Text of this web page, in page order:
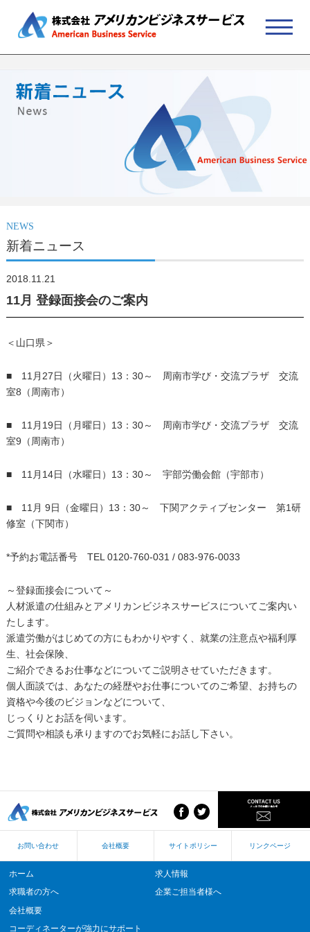
NEWS
新着ニュース
2018.11.21
11月 登録面接会のご案内
＜山口県＞
■ 11月27日（火曜日）13：30～ 周南市学び・交流プラザ 交流
室8（周南市）
■ 11月19日（月曜日）13：30～ 周南市学び・交流プラザ 交流
室9（周南市）
■ 11月14日（水曜日）13：30～ 宇部労働会館（宇部市）
■ 11月 9日（金曜日）13：30～ 下関アクティブセンター 第1研
修室（下関市）
*予約お電話番号 TEL 0120-760-031 / 083-976-0033
～登録面接会について～
人材派遣の仕組みとアメリカンビジネスサービスについてご案内い
たします。
派遣労働がはじめての方にもわかりやすく、就業の注意点や福利厚
生、社会保険、
ご紹介できるお仕事などについてご説明させていただきます。
個人面談では、あなたの経歴やお仕事についてのご希望、お持ちの
資格や今後のビジョンなどについて、
じっくりとお話を伺います。
ご質問や相談も承りますのでお気軽にお話し下さい。
お問い合わせ 会社概要 サイトポリシー リンクページ
ホーム
求人情報
求職者の方へ
企業ご担当者様へ
会社概要
コーディネーターが強力にサポート